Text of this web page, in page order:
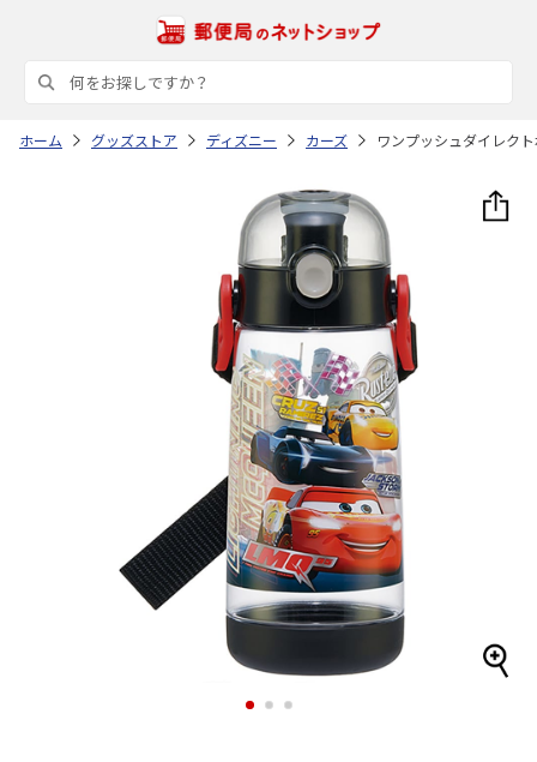
ホーム グッズストア ディズニー カーズ ワンプッシュダイレク
1 2 3